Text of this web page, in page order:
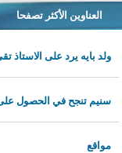
العناوين الأكثر تصفحا
ولد بايه يرد على
سنيم تنجح في الحصول على
مواقع